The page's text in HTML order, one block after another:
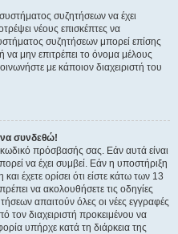
συζητήσεων να έχει
νέους επισκέπτες να
συζητήσεων μπορεί επίσης
να μην επιτρέπει το όνομα μέλους
με κάποιον διαχειριστή του
συνδεθώ!
πρόσβασής σας. Εάν αυτά είναι
να έχει συμβεί. Εάν η υποστήριξη
έχετε ορίσει ότι είστε κάτω των 13
να ακολουθήσετε τις οδηγίες
απαιτούν όλες οι νέες εγγραφές
τον διαχειριστή προκειμένου να
υπήρχε κατά τη διάρκεια της